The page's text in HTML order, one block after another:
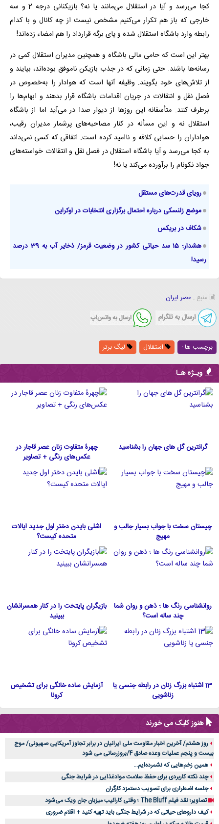
کجا می‌رسد و آیا در استقلال می‌مانند یا نه؟ بازیکنانی درجه 2 و سه
خارجی که باز هم تکرار می‌کنیم مشخص نیست از چه کانال و با کدام
رابطه وارد باشگاه استقلال شده و پای برگه قرارداد را هم امضاء زده‌اند!
بهتر این است که حامی مالی باشگاه و همچنین مدیران استقلال کمی در
رسانه‌ها باشند. حتی زمانی که در جذب بازیکن ناموفق بوده‌اند، بیایند و
از تلاش‌های خود بگویند. وظیفه آنها است که هوادار را به‌خصوص در
فصل نقل و انتقالات در جریان اقدامات باشگاه قرار بدهند و ابهام‌ها را
برطرف کنند. متأسفانه این روزها از دیوار صدا در می‌آید اما از باشگاه
استقلال نه و این مسأله در کنار مصاحبه‌های پرشمار مدیران رقیب،
هواداران را حسابی کلافه و ناامید کرده است. اتفاقی که کسی نمی‌داند
به کجا می‌رسد و آیا باشگاه استقلال در فصل نقل و انتقالات خواسته‌های
جواد نکونام را برآورده می‌کند یا نه!
رویای قدرت‌های مستقل
موضع زلنسکی درباره احتمال برگزاری انتخابات در اوکراین
شکاف در بریکس
هشدار؛ 15 سد حیاتی کشور در وضعیت قرمز/ ذخایر آب به 39 درصد
رسید!
منبع : عصر ایران
برچسب ها : استقلال لیگ برتر
ویـژه هـا
گرانترین گل های جهان را بشناسید
چهرۀ متفاوت زنان عصر قاجار در
عکس‌های رنگی + تصاویر
چیستان سخت با جواب بسیار جالب و
مهیج
اشلی بایدن دختر اول جدید ایالات
متحده كيست؟
روانشناسی رنگ ها ؛ ذهن و روان شما
چند ساله است؟
بازیگران پایتخت را در کنار همسرانشان
ببینید
13 اشتباه بزرگ زنان در رابطه جنسی یا
زناشویی
آزمایش ساده خانگی برای تشخیص
کرونا
هنوز کلیک می خورند
روز هشتم/ آخرین اخبار مقاومت ملی ایرانیان در برابر تجاوز آمریکایی صهیونی/ موج
بیست و پنجم عملیات وعده صادق 4/بروزرسانی می شود
همین زخم‌هایی که نشمرده‌ایم...
چند نکته کاربردی برای حفظ سلامت موادغذایی در شرایط جنگی
جلسه اضطراری برای تصویب دستمزد کارگران
تصاویر؛ نقد فیلم The Bluff ؛ وقتی کارائیب میزبان جان ویک می‌شود
کیف داروهای حیاتی که در شرایط جنگی باید تهیه کنید + اقلام ضروری